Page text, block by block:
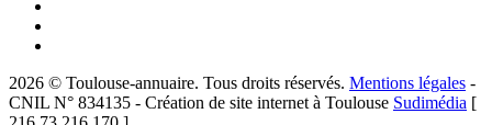
2026 © Toulouse-annuaire. Tous droits réservés. Mentions légales -
CNIL N° 834135 - Création de site internet à Toulouse Sudimédia [